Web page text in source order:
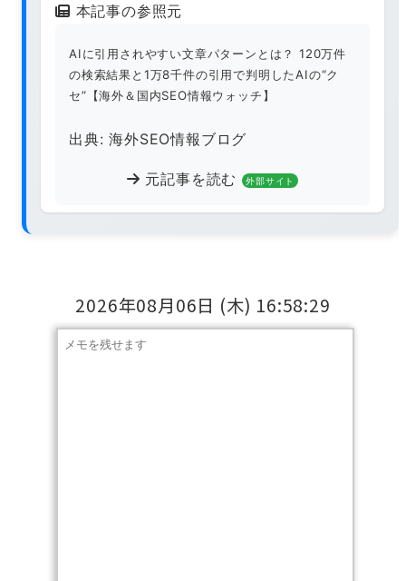
本記事の参照元
AIに引用されやすい文章パターンとは？ 120万件
の検索結果と1万8千件の引用で判明したAIの“ク
セ”【海外＆国内SEO情報ウォッチ】
出典: 海外SEO情報ブログ
元記事を読む 外部サイト
2026年08月06日 (木) 16:58:30